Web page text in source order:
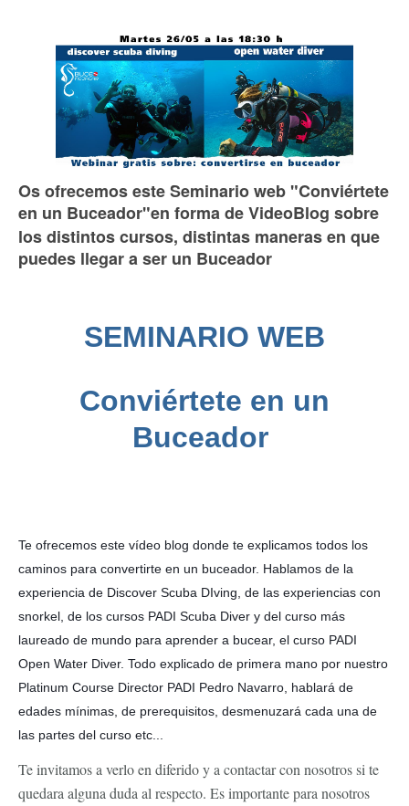
Os ofrecemos este Seminario web "Conviértete
en un Buceador"en forma de VideoBlog sobre
los distintos cursos, distintas maneras en que
puedes llegar a ser un Buceador
SEMINARIO WEB
Conviértete en un
Buceador
Te ofrecemos este vídeo blog donde te explicamos todos los
caminos para convertirte en un buceador. Hablamos de la
experiencia de Discover Scuba DIving, de las experiencias con
snorkel, de los cursos PADI Scuba Diver y del curso más
laureado de mundo para aprender a bucear, el curso PADI
Open Water Diver. Todo explicado de primera mano por nuestro
Platinum Course Director PADI Pedro Navarro, hablará de
edades mínimas, de prerequisitos, desmenuzará cada una de
las partes del curso etc...
Te invitamos a verlo en diferido y a contactar con nosotros si te
quedara alguna duda al respecto. Es importante para nosotros